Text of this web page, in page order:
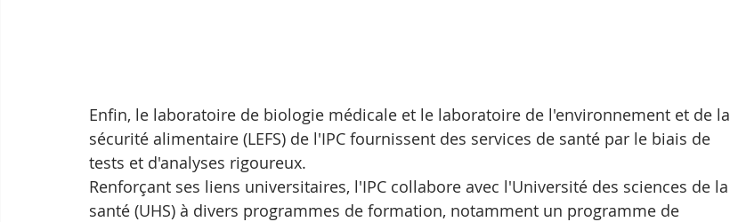
Enfin, le laboratoire de biologie médicale et le laboratoire de l'environnement et de la
sécurité alimentaire (LEFS) de l'IPC fournissent des services de santé par le biais de
tests et d'analyses rigoureux.
Renforçant ses liens universitaires, l'IPC collabore avec l'Université des sciences de la
santé (UHS) à divers programmes de formation, notamment un programme de